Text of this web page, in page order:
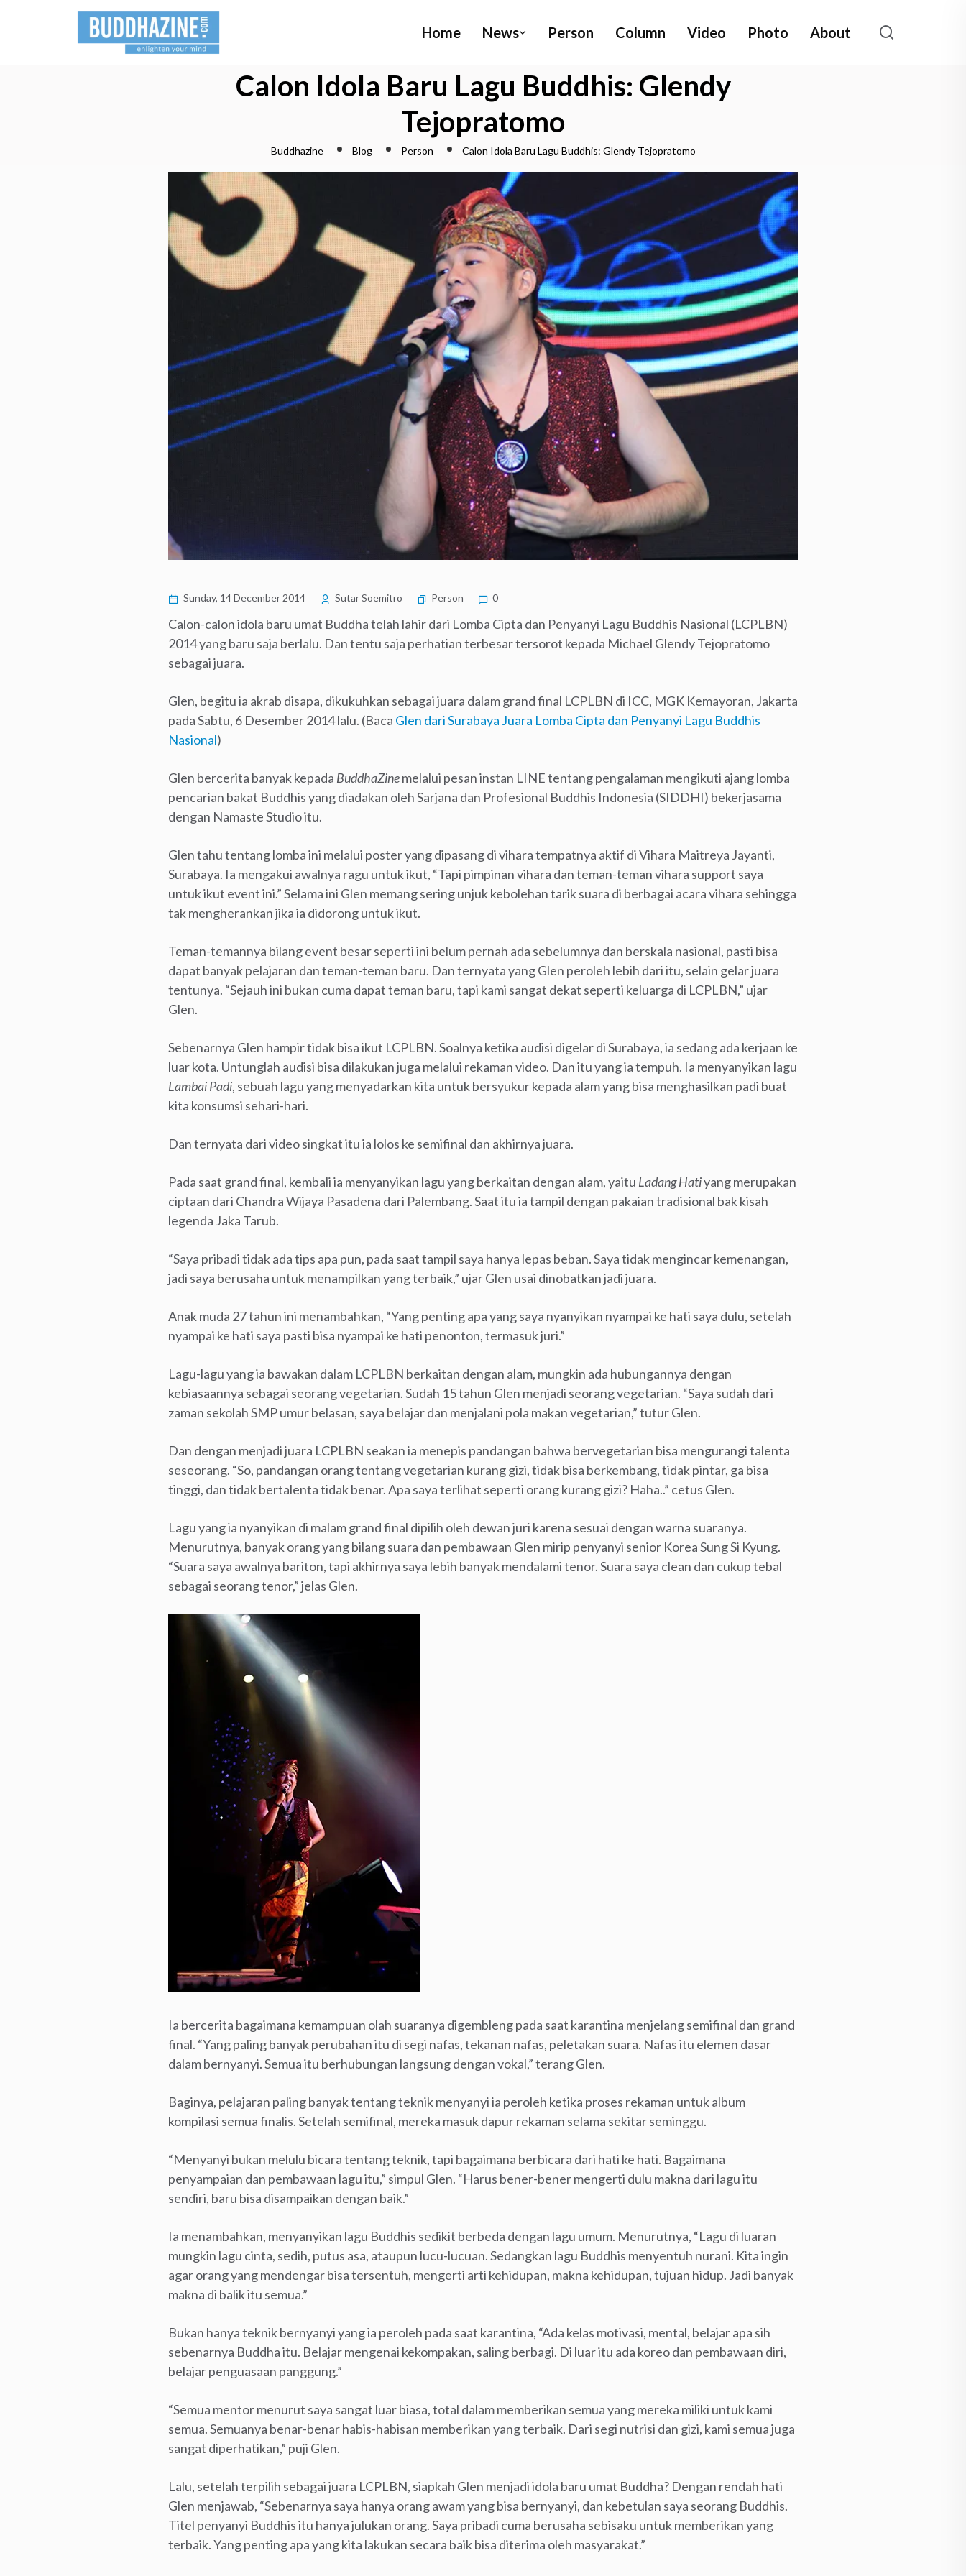
Home News Person Column Video Photo About
Calon Idola Baru Lagu Buddhis: Glendy
Tejopratomo
Buddhazine Blog Person Calon Idola Baru Lagu Buddhis: Glendy Tejopratomo
Sunday, 14 December 2014 Sutar Soemitro Person 0
Calon-calon idola baru umat Buddha telah lahir dari Lomba Cipta dan Penyanyi Lagu Buddhis Nasional (LCPLBN)
2014 yang baru saja berlalu. Dan tentu saja perhatian terbesar tersorot kepada Michael Glendy Tejopratomo
sebagai juara.
Glen, begitu ia akrab disapa, dikukuhkan sebagai juara dalam grand final LCPLBN di ICC, MGK Kemayoran, Jakarta
pada Sabtu, 6 Desember 2014 lalu. (Baca Glen dari Surabaya Juara Lomba Cipta dan Penyanyi Lagu Buddhis
Nasional)
Glen bercerita banyak kepada BuddhaZinemelalui pesan instan LINE tentang pengalaman mengikuti ajang lomba
pencarian bakat Buddhis yang diadakan oleh Sarjana dan Profesional Buddhis Indonesia (SIDDHI) bekerjasama
dengan Namaste Studio itu.
Glen tahu tentang lomba ini melalui poster yang dipasang di vihara tempatnya aktif di Vihara Maitreya Jayanti,
Surabaya. Ia mengakui awalnya ragu untuk ikut, “Tapi pimpinan vihara dan teman-teman vihara support saya
untuk ikut event ini.” Selama ini Glen memang sering unjuk kebolehan tarik suara di berbagai acara vihara sehingga
tak mengherankan jika ia didorong untuk ikut.
Teman-temannya bilang event besar seperti ini belum pernah ada sebelumnya dan berskala nasional, pasti bisa
dapat banyak pelajaran dan teman-teman baru. Dan ternyata yang Glen peroleh lebih dari itu, selain gelar juara
tentunya. “Sejauh ini bukan cuma dapat teman baru, tapi kami sangat dekat seperti keluarga di LCPLBN,” ujar
Glen.
Sebenarnya Glen hampir tidak bisa ikut LCPLBN. Soalnya ketika audisi digelar di Surabaya, ia sedang ada kerjaan ke
luar kota. Untunglah audisi bisa dilakukan juga melalui rekaman video. Dan itu yang ia tempuh. Ia menyanyikan lagu
Lambai Padi, sebuah lagu yang menyadarkan kita untuk bersyukur kepada alam yang bisa menghasilkan padi buat
kita konsumsi sehari-hari.
Dan ternyata dari video singkat itu ia lolos ke semifinal dan akhirnya juara.
Pada saat grand final, kembali ia menyanyikan lagu yang berkaitan dengan alam, yaitu Ladang Hatiyang merupakan
ciptaan dari Chandra Wijaya Pasadena dari Palembang. Saat itu ia tampil dengan pakaian tradisional bak kisah
legenda Jaka Tarub.
“Saya pribadi tidak ada tips apa pun, pada saat tampil saya hanya lepas beban. Saya tidak mengincar kemenangan,
jadi saya berusaha untuk menampilkan yang terbaik,” ujar Glen usai dinobatkan jadi juara.
Anak muda 27 tahun ini menambahkan, “Yang penting apa yang saya nyanyikan nyampai ke hati saya dulu, setelah
nyampai ke hati saya pasti bisa nyampai ke hati penonton, termasuk juri.”
Lagu-lagu yang ia bawakan dalam LCPLBN berkaitan dengan alam, mungkin ada hubungannya dengan
kebiasaannya sebagai seorang vegetarian. Sudah 15 tahun Glen menjadi seorang vegetarian. “Saya sudah dari
zaman sekolah SMP umur belasan, saya belajar dan menjalani pola makan vegetarian,” tutur Glen.
Dan dengan menjadi juara LCPLBN seakan ia menepis pandangan bahwa bervegetarian bisa mengurangi talenta
seseorang. “So, pandangan orang tentang vegetarian kurang gizi, tidak bisa berkembang, tidak pintar, ga bisa
tinggi, dan tidak bertalenta tidak benar. Apa saya terlihat seperti orang kurang gizi? Haha..” cetus Glen.
Lagu yang ia nyanyikan di malam grand final dipilih oleh dewan juri karena sesuai dengan warna suaranya.
Menurutnya, banyak orang yang bilang suara dan pembawaan Glen mirip penyanyi senior Korea Sung Si Kyung.
“Suara saya awalnya bariton, tapi akhirnya saya lebih banyak mendalami tenor. Suara saya clean dan cukup tebal
sebagai seorang tenor,” jelas Glen.
Ia bercerita bagaimana kemampuan olah suaranya digembleng pada saat karantina menjelang semifinal dan grand
final. “Yang paling banyak perubahan itu di segi nafas, tekanan nafas, peletakan suara. Nafas itu elemen dasar
dalam bernyanyi. Semua itu berhubungan langsung dengan vokal,” terang Glen.
Baginya, pelajaran paling banyak tentang teknik menyanyi ia peroleh ketika proses rekaman untuk album
kompilasi semua finalis. Setelah semifinal, mereka masuk dapur rekaman selama sekitar seminggu.
“Menyanyi bukan melulu bicara tentang teknik, tapi bagaimana berbicara dari hati ke hati. Bagaimana
penyampaian dan pembawaan lagu itu,” simpul Glen. “Harus bener-bener mengerti dulu makna dari lagu itu
sendiri, baru bisa disampaikan dengan baik.”
Ia menambahkan, menyanyikan lagu Buddhis sedikit berbeda dengan lagu umum. Menurutnya, “Lagu di luaran
mungkin lagu cinta, sedih, putus asa, ataupun lucu-lucuan. Sedangkan lagu Buddhis menyentuh nurani. Kita ingin
agar orang yang mendengar bisa tersentuh, mengerti arti kehidupan, makna kehidupan, tujuan hidup. Jadi banyak
makna di balik itu semua.”
Bukan hanya teknik bernyanyi yang ia peroleh pada saat karantina, “Ada kelas motivasi, mental, belajar apa sih
sebenarnya Buddha itu. Belajar mengenai kekompakan, saling berbagi. Di luar itu ada koreo dan pembawaan diri,
belajar penguasaan panggung.”
“Semua mentor menurut saya sangat luar biasa, total dalam memberikan semua yang mereka miliki untuk kami
semua. Semuanya benar-benar habis-habisan memberikan yang terbaik. Dari segi nutrisi dan gizi, kami semua juga
sangat diperhatikan,” puji Glen.
Lalu, setelah terpilih sebagai juara LCPLBN, siapkah Glen menjadi idola baru umat Buddha? Dengan rendah hati
Glen menjawab, “Sebenarnya saya hanya orang awam yang bisa bernyanyi, dan kebetulan saya seorang Buddhis.
Titel penyanyi Buddhis itu hanya julukan orang. Saya pribadi cuma berusaha sebisaku untuk memberikan yang
terbaik. Yang penting apa yang kita lakukan secara baik bisa diterima oleh masyarakat.”